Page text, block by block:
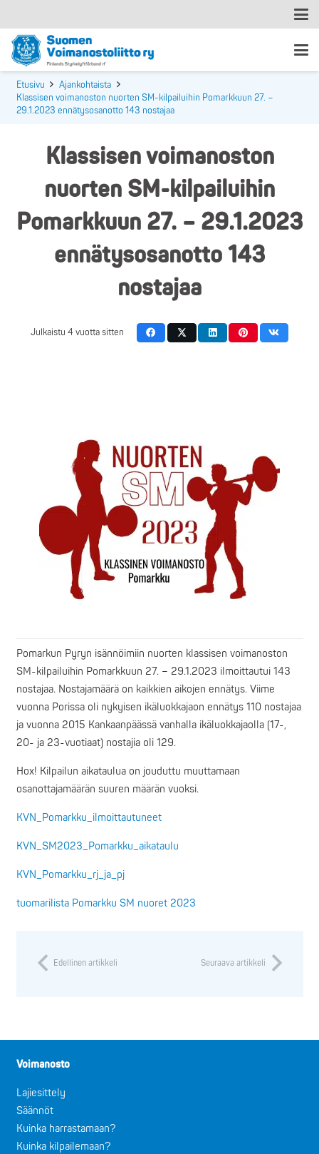
Etusivu
Ajankohtaista
Klassisen voimanoston nuorten SM-kilpailuihin Pomarkkuun 27. –
29.1.2023 ennätysosanotto 143 nostajaa
Klassisen voimanoston
nuorten SM-kilpailuihin
Pomarkkuun 27. – 29.1.2023
ennätysosanotto 143
nostajaa
Julkaistu 4 vuotta sitten
Pomarkun Pyryn isännöimiin nuorten klassisen voimanoston
SM-kilpailuihin Pomarkkuun 27. – 29.1.2023 ilmoittautui 143
nostajaa. Nostajamäärä on kaikkien aikojen ennätys. Viime
vuonna Porissa oli nykyisen ikäluokkajaon ennätys 110 nostajaa
ja vuonna 2015 Kankaanpäässä vanhalla ikäluokkajaolla (17-,
20- ja 23-vuotiaat) nostajia oli 129.
Hox! Kilpailun aikataulua on jouduttu muuttamaan
osanottajamäärän suuren määrän vuoksi.
KVN_Pomarkku_ilmoittautuneet
KVN_SM2023_Pomarkku_aikataulu
KVN_Pomarkku_rj_ja_pj
tuomarilista Pomarkku SM nuoret 2023
Edellinen artikkeli Seuraava artikkeli
Voimanosto
Lajiesittely
Säännöt
Kuinka harrastamaan?
Kuinka kilpailemaan?